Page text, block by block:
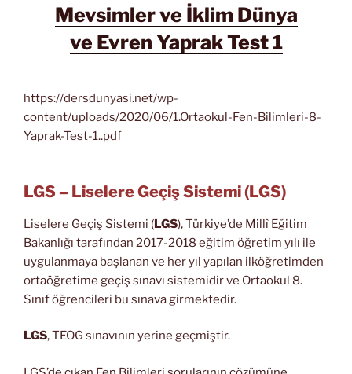
Mevsimler ve İklim Dünya
ve Evren Yaprak Test 1
https://dersdunyasi.net/wp-
content/uploads/2020/06/1.Ortaokul-Fen-Bilimleri-8-
Yaprak-Test-1..pdf
LGS – Liselere Geçiş Sistemi (LGS)
Liselere Geçiş Sistemi (LGS), Türkiye’de Millî Eğitim
Bakanlığı tarafından 2017-2018 eğitim öğretim yılı ile
uygulanmaya başlanan ve her yıl yapılan ilköğretimden
ortaöğretime geçiş sınavı sistemidir ve Ortaokul 8.
Sınıf öğrencileri bu sınava girmektedir.
LGS, TEOG sınavının yerine geçmiştir.